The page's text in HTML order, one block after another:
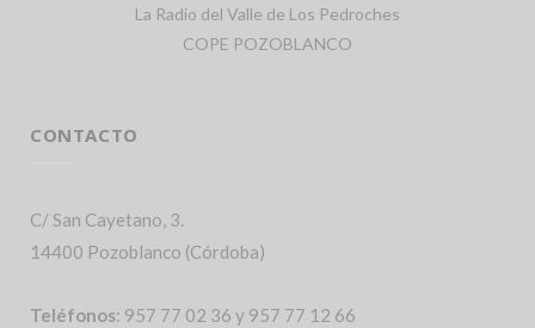
La Radio del Valle de Los Pedroches
COPE POZOBLANCO
CONTACTO
C/ San Cayetano, 3.
14400 Pozoblanco (Córdoba)
Teléfonos: 957 77 02 36 y 957 77 12 66